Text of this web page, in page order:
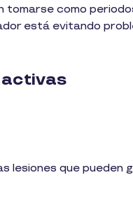
tomarse como
está evitando
lesiones que pueden